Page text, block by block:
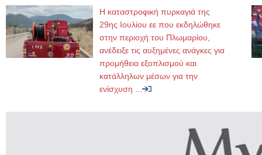
Η καταστροφική πυρκαγιά της
29ης Ιουλίου εε που εκδηλώθηκε
στην περιοχή του Πλωμαρίου,
ανέδειξε τις αυξημένες ανάγκες για
προμήθεια εξοπλισμού και
κατάλληλων μέσων για την
ενίσχυση ...